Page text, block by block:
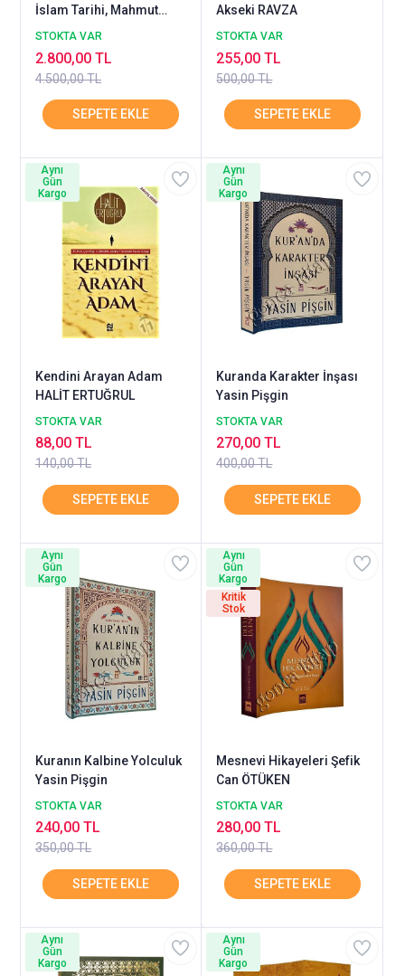
İslam Tarihi, Mahmut
Şakir
STOKTA VAR
4.500,00 TL
2.800,00 TL
Akseki RAVZA
STOKTA VAR
500,00 TL
255,00 TL
Kendini Arayan Adam
HALİT ERTUĞRUL
STOKTA VAR
140,00 TL
88,00 TL
Aynı
Gün
Kargo
Kuranda Karakter İnşası
Yasin Pişgin
STOKTA VAR
400,00 TL
270,00 TL
Aynı
Gün
Kargo
Kuranın Kalbine Yolculuk
Yasin Pişgin
STOKTA VAR
350,00 TL
240,00 TL
Aynı
Gün
Kargo
Mesnevi Hikayeleri Şefik
Can ÖTÜKEN
STOKTA VAR
360,00 TL
280,00 TL
Aynı
Gün
Kargo
Kritik
Stok
Aynı
Gün
Kargo
Aynı
Gün
Kargo